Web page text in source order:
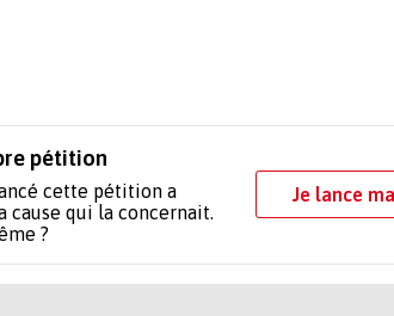
pétition
cette pétition a
cause qui la concernait.
?
Je lance